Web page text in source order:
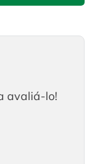
avaliá-lo!